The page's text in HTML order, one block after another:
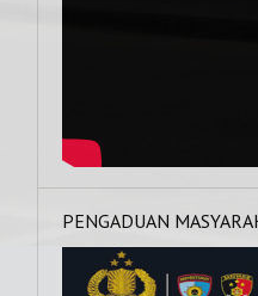
PENGADUAN